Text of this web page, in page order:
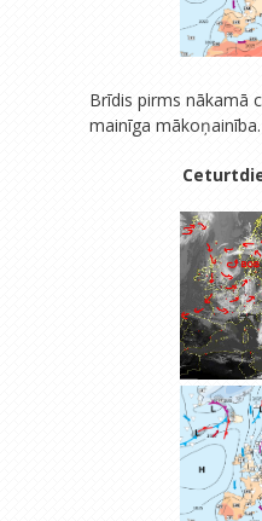
Brīdis pirms nākamā
mainīga